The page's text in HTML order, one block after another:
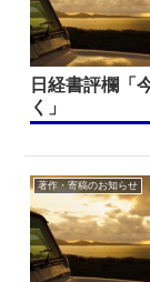
日経書評欄「
く」
著作・寄稿のお知らせ